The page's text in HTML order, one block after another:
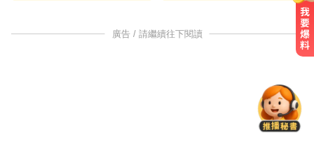
廣告 / 請繼續往下閱讀